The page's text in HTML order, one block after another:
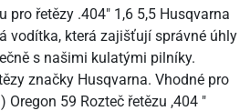
pro řetězy .404" 1,6 5,5 Husqvarna
vodítka, která zajišťují správné úhly
s našimi kulatými pilníky.
značky Husqvarna. Vhodné pro
Oregon 59 Rozteč řetězu ,404 "